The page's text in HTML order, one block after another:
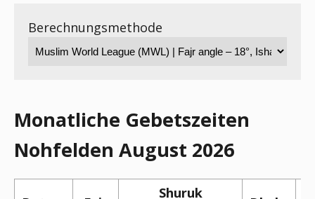
Berechnungsmethode
Monatliche Gebetszeiten
Nohfelden August 2026
Shuruk